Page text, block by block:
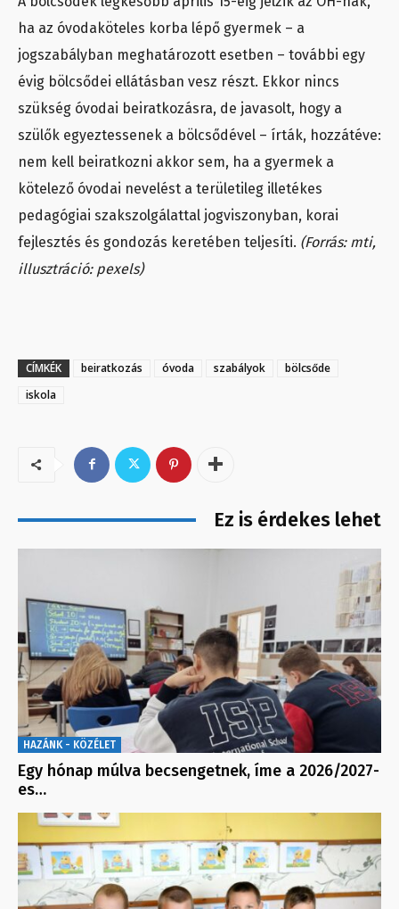
ha az óvodaköteles korba lépő gyermek – a
jogszabályban meghatározott esetben – további egy
évig bölcsődei ellátásban vesz részt. Ekkor nincs
szükség óvodai beiratkozásra, de javasolt, hogy a
szülők egyeztessenek a bölcsődével – írták, hozzátéve:
nem kell beiratkozni akkor sem, ha a gyermek a
kötelező óvodai nevelést a területileg illetékes
pedagógiai szakszolgálattal jogviszonyban, korai
fejlesztés és gondozás keretében teljesíti. (Forrás: mti,
illusztráció: pexels)
CÍMKÉK beiratkozás óvoda szabályok
bölcsőde
iskola
Ez is érdekes lehet
HAZÁNK - KÖZÉLET
Egy hónap múlva becsengetnek, íme a 2026/2027-
es…